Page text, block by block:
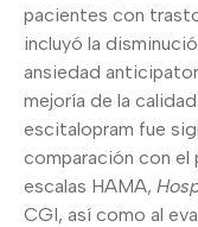
pacientes con
incluyó la
ansiedad
mejoría de la
escitalopram fue
comparación con el
escalas HAMA,
CGI, así como al